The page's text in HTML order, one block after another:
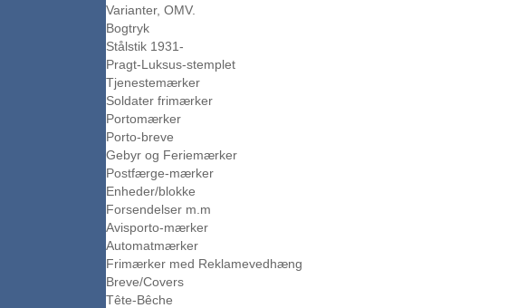
Varianter, OMV.
Bogtryk
Stålstik 1931-
Pragt-Luksus-stemplet
Tjenestemærker
Soldater frimærker
Portomærker
Porto-breve
Gebyr og Feriemærker
Postfærge-mærker
Enheder/blokke
Forsendelser m.m
Avisporto-mærker
Automatmærker
Frimærker med Reklamevedhæng
Breve/Covers
Tête-Bêche